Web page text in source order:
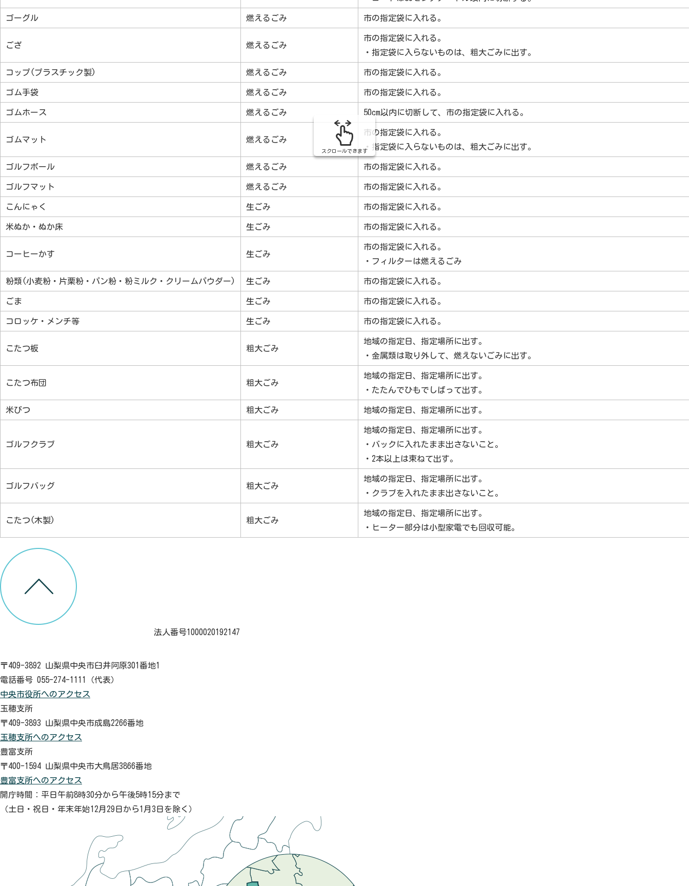
ゴーグル 燃えるごみ 市の指定袋に入れる。
ござ 燃えるごみ
市の指定袋に入れる。
・指定袋に入らないものは、粗大ごみに出す。
コップ(プラスチック製) 燃えるごみ 市の指定袋に入れる。
ゴム手袋 燃えるごみ 市の指定袋に入れる。
ゴムホース 燃えるごみ 50cm以内に切断して、市の指定袋に入れる。
ゴムマット 燃えるごみ
市の指定袋に入れる。
・指定袋に入らないものは、粗大ごみに出す。
ゴルフボール 燃えるごみ 市の指定袋に入れる。
ゴルフマット 燃えるごみ 市の指定袋に入れる。
こんにゃく 生ごみ 市の指定袋に入れる。
米ぬか・ぬか床 生ごみ 市の指定袋に入れる。
コーヒーかす 生ごみ
市の指定袋に入れる。
・フィルターは燃えるごみ
粉類(小麦粉・片栗粉・パン粉・粉ミルク・クリームパウダー) 生ごみ 市の指定袋に入れる。
ごま 生ごみ 市の指定袋に入れる。
コロッケ・メンチ等 生ごみ 市の指定袋に入れる。
こたつ板 粗大ごみ
地域の指定日、指定場所に出す。
・金属類は取り外して、燃えないごみに出す。
こたつ布団 粗大ごみ
地域の指定日、指定場所に出す。
・たたんでひもでしばって出す。
米びつ 粗大ごみ 地域の指定日、指定場所に出す。
ゴルフクラブ 粗大ごみ
地域の指定日、指定場所に出す。
・バックに入れたまま出さないこと。
・2本以上は束ねて出す。
ゴルフバッグ 粗大ごみ
地域の指定日、指定場所に出す。
・クラブを入れたまま出さないこと。
こたつ(木製) 粗大ごみ
地域の指定日、指定場所に出す。
・ヒーター部分は小型家電でも回収可能。
スクロールできます
法人番号1000020192147
〒409-3892 山梨県中央市臼井阿原301番地1
電話番号 055-274-1111（代表）
中央市役所へのアクセス
玉穂支所
〒409-3893 山梨県中央市成島2266番地
玉穂支所へのアクセス
豊富支所
〒400-1594 山梨県中央市大鳥居3866番地
豊富支所へのアクセス
開庁時間：平日午前8時30分から午後5時15分まで
（土日・祝日・年末年始12月29日から1月3日を除く）